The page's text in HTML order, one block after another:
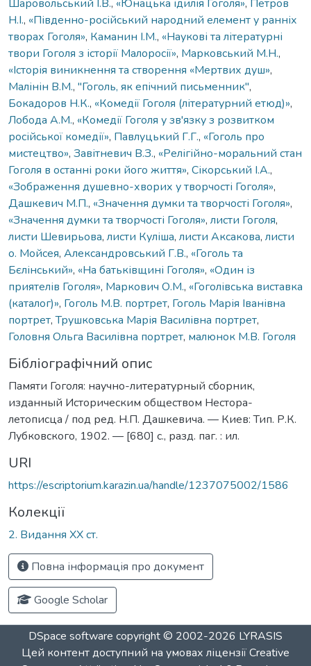
Шаровольський І.В., «Юнацька ідилія Гоголя», Петров
Н.І., «Південно-російський народний елемент у ранніх
творах Гоголя», Каманин І.М., «Наукові та літературні
твори Гоголя з історії Малоросії», Марковський М.Н.,
«Історія виникнення та створення «Мертвих душ»,
Малінін В.М., "Гоголь, як епічний письменник",
Бокадоров Н.К., «Комедії Гоголя (літературний етюд)»,
Лобода А.М., «Комедії Гоголя у зв'язку з розвитком
російської комедії», Павлуцький Г.Г., «Гоголь про
мистецтво», Завітневич В.З., «Релігійно-моральний стан
Гоголя в останні роки його життя», Сікорський І.А.,
«Зображення душевно-хворих у творчості Гоголя»,
Дашкевич М.П., «Значення думки та творчості Гоголя»,
«Значення думки та творчості Гоголя», листи Гоголя,
листи Шевирьова, листи Куліша, листи Аксакова, листи
о. Мойсея, Александровський Г.В., «Гоголь та
Бєлінський», «На батьківщині Гоголя», «Один із
приятелів Гоголя», Маркович О.М., «Гоголівська виставка
(каталог)», Гоголь М.В. портрет, Гоголь Марія Іванівна
портрет,Трушковська Марія Василівна портрет,
Головня Ольга Василівна портрет, малюнок М.В. Гоголя
Бібліографічний опис
Памяти Гоголя: научно-литературный сборник,
изданный Историческим обществом Нестора-
летописца / под ред. Н.П. Дашкевича. — Киев: Тип. Р.К.
Лубковского, 1902. — [680] с., разд. паг. : ил.
URI
https://escriptorium.karazin.ua/handle/1237075002/1586
Колекції
2. Видання ХХ ст.
Повна інформація про документ
Google Scholar
DSpace software copyright © 2002-2026 LYRASIS
Цей контент доступний на умовах ліцензіїCreative